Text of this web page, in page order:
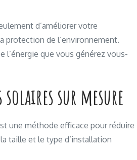
d’améliorer votre
protection de l’environnement.
l’énergie que vous générez vous-
sur mesure
une méthode efficace pour réduire
taille et le type d’installation